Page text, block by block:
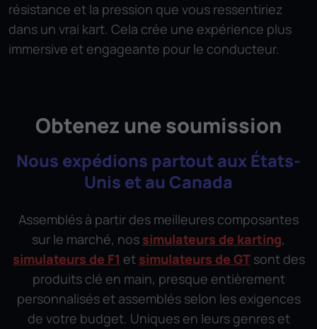
résistance et la pression que vous ressentiriez
dans un vrai kart. Cela crée une expérience plus
immersive et engageante pour le conducteur.
Obtenez une soumission
Nous expédions partout aux États-
Unis et au Canada
Assemblés à partir des meilleures composantes
sur le marché, nos simulateurs de karting,
simulateurs de F1 et simulateurs de GTsont des
produits clé en main, presque entièrement
personnalisés et assemblés selon les exigences
de votre budget. Uniques en leurs genres et